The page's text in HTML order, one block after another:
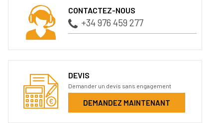
CONTACTEZ-NOUS
+34 976 459 277
DEVIS
Demander un devis sans engagement
DEMANDEZ MAINTENANT